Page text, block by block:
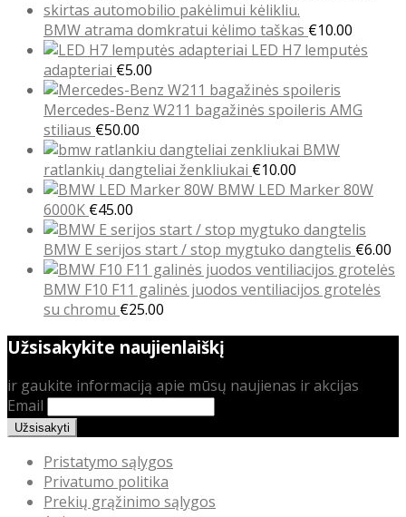
through
€20.00
BMW atrama domkratui kėlimo taškas €10.00
LED H7 lemputės
adapteriai €5.00
Mercedes-Benz W211 bagažinės spoileris AMG
stiliaus €50.00
BMW
ratlankių dangteliai ženkliukai €10.00
BMW LED Marker 80W
6000K €45.00
BMW E serijos start / stop mygtuko dangtelis €6.00
BMW F10 F11 galinės juodos ventiliacijos grotelės
su chromu €25.00
Užsisakykite naujienlaiškį
ir gaukite informaciją apie mūsų naujienas ir akcijas
Email
Pristatymo sąlygos
Privatumo politika
Prekių grąžinimo sąlygos